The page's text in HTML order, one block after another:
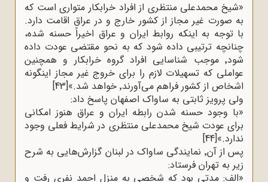
»شیخ محمدعلی منتظری از افراد خرابکار متواری است که
به صورت غیر مجاز از کشور خارج و در عراق اقامت دارد.
با توجه به اینکه روابط ایران و عراق اخیراً حسنه شده،
چنانچه ترتیبی داده شود که به نحو مقتضی عودت داده
شود٬ موجب شناسایی افراد گروه خرابکار و همچنین
عواملی که تسهیلات لازم را برای خروج غیر مجاز اینگونه
اشخاص از کشور فراهم می‌آورند٬ خواهد شد.»
[43]
ولی پرویز ثابتی به ساواک اصفهان پاسخ داد:
»با وجود حسنه شدن رابطه ایران و عراق هنوز امکانی
برای عودت شیخ محمدعلی منتظری در شرایط فعلی وجود
ندارد.»[44]
پس از آن٬ نمایندگی ساواک در لبنان گزارش‌هایی به شرح
زیر به تهران فرستاد:
«الف: مدتی بود که شخصی به منزل احمد نفری رفت و